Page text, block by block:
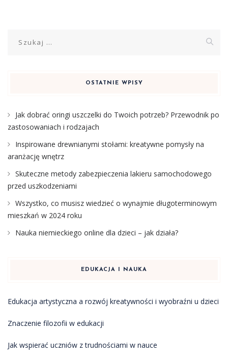
OSTATNIE WPISY
Jak dobrać oringi uszczelki do Twoich potrzeb? Przewodnik po
zastosowaniach i rodzajach
Inspirowane drewnianymi stołami: kreatywne pomysły na
aranżację wnętrz
Skuteczne metody zabezpieczenia lakieru samochodowego
przed uszkodzeniami
Wszystko, co musisz wiedzieć o wynajmie długoterminowym
mieszkań w 2024 roku
Nauka niemieckiego online dla dzieci – jak działa?
EDUKACJA I NAUKA
Edukacja artystyczna a rozwój kreatywności i wyobraźni u dzieci
Znaczenie filozofii w edukacji
Jak wspierać uczniów z trudnościami w nauce